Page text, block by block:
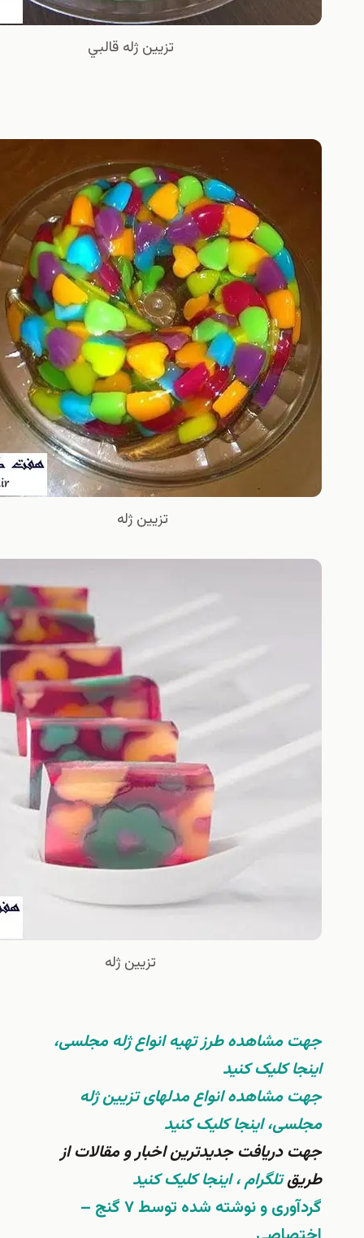
تزيين ژله قالبي
طرز تهیه انواع ژله مجلسی،
کنید
انواع مدلهای تزیین ژله
اینجا کلیک کنید
جدیدترین اخبار و مقالات از
تلگرام ، اینجا کلیک کنید
گردآوری و نوشته شده توسط ۷ گنج –